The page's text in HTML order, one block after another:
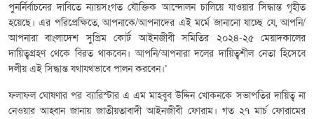
পুনর্নির্বাচনের দাবিতে ন্যায়সংগত যৌক্তিক আন্দোলন চালিয়ে যাওয়ার সিদ্ধান্ত গৃহীত
হয়েছে। এর পরিপ্রেক্ষিতে, আপনাকে/আপনাদের এই মর্মে জানানো যাচ্ছে যে, আপনি/
আপনারা বাংলাদেশ সুপ্রিম কোর্ট আইনজীবী সমিতির ২০২৪-২৫ মেয়াদকালের
দায়িত্বগ্রহণ থেকে বিরত থাকবেন। আপনি/আপনারা দলের দায়িত্বশীল নেতা হিসেবে
দলীয় এই সিদ্ধান্ত যথাযথভাবে পালন করবেন।’
ফলাফল ঘোষণার পর ব্যারিস্টার এ এম মাহবুব উদ্দিন খোকনকে সভাপতির দায়িত্ব না
নেওয়ার আহ্বান জানায় জাতীয়তাবাদী আইনজীবী ফোরাম। গত ২৭ মার্চ ফোরামের